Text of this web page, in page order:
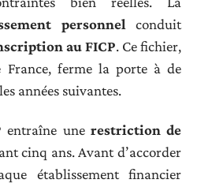
personnel conduit
au FICP. Ce fichier,
France, ferme la porte à de
années suivantes.
entraîne une restriction de
cinq ans. Avant d’accorder
établissement financier